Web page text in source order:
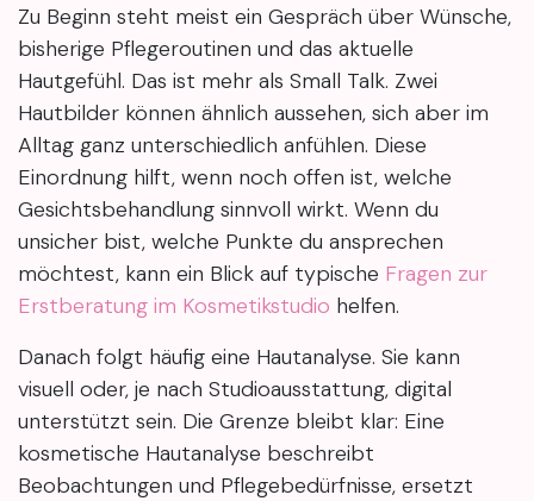
Zu Beginn steht meist ein Gespräch über Wünsche,
bisherige Pflegeroutinen und das aktuelle
Hautgefühl. Das ist mehr als Small Talk. Zwei
Hautbilder können ähnlich aussehen, sich aber im
Alltag ganz unterschiedlich anfühlen. Diese
Einordnung hilft, wenn noch offen ist, welche
Gesichtsbehandlung sinnvoll wirkt. Wenn du
unsicher bist, welche Punkte du ansprechen
möchtest, kann ein Blick auf typische Fragen zur
Erstberatung im Kosmetikstudio helfen.
Danach folgt häufig eine Hautanalyse. Sie kann
visuell oder, je nach Studioausstattung, digital
unterstützt sein. Die Grenze bleibt klar: Eine
kosmetische Hautanalyse beschreibt
Beobachtungen und Pflegebedürfnisse, ersetzt